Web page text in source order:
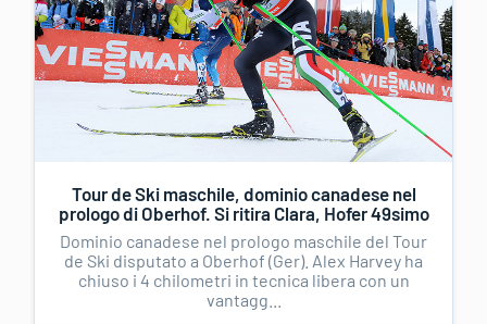
Tour de Ski maschile, dominio canadese nel
prologo di Oberhof. Si ritira Clara, Hofer 49simo
Dominio canadese nel prologo maschile del Tour
de Ski disputato a Oberhof (Ger). Alex Harvey ha
chiuso i 4 chilometri in tecnica libera con un
vantagg...